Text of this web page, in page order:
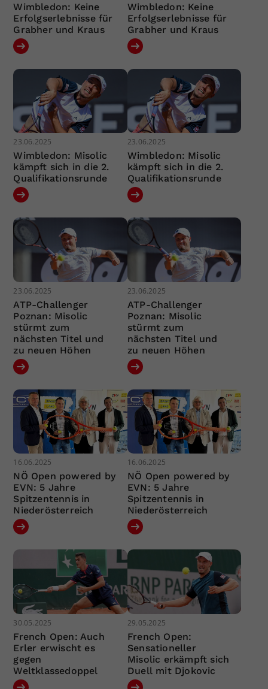
Wimbledon: Keine
Erfolgserlebnisse für
Grabher und Kraus
Wimbledon: Keine
Erfolgserlebnisse für
Grabher und Kraus
23.06.2025
Wimbledon: Misolic
kämpft sich in die 2.
Qualifikationsrunde
23.06.2025
Wimbledon: Misolic
kämpft sich in die 2.
Qualifikationsrunde
23.06.2025
ATP-Challenger
Poznan: Misolic
stürmt zum
nächsten Titel und
zu neuen Höhen
23.06.2025
ATP-Challenger
Poznan: Misolic
stürmt zum
nächsten Titel und
zu neuen Höhen
16.06.2025
NÖ Open powered by
EVN: 5 Jahre
Spitzentennis in
Niederösterreich
16.06.2025
NÖ Open powered by
EVN: 5 Jahre
Spitzentennis in
Niederösterreich
30.05.2025
French Open: Auch
Erler erwischt es
gegen
Weltklassedoppel
29.05.2025
French Open:
Sensationeller
Misolic erkämpft sich
Duell mit Djokovic